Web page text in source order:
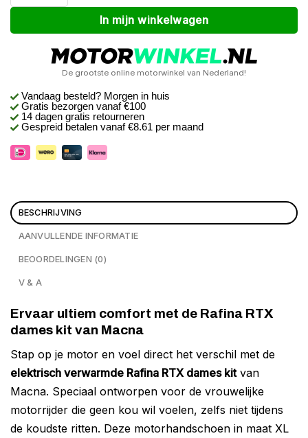
In mijn winkelwagen
De grootste online motorwinkel van Nederland!
Vandaag besteld? Morgen in huis
Gratis bezorgen vanaf €100
14 dagen gratis retourneren
Gespreid betalen vanaf €8.61 per maand
BESCHRIJVING
AANVULLENDE INFORMATIE
BEOORDELINGEN (0)
V & A
Ervaar ultiem comfort met de Rafina RTX
dames kit van Macna
Stap op je motor en voel direct het verschil met de
elektrisch verwarmde Rafina RTX dames kitvan
Macna. Speciaal ontworpen voor de vrouwelijke
motorrijder die geen kou wil voelen, zelfs niet tijdens
de koudste ritten. Deze motorhandschoen in maat XL